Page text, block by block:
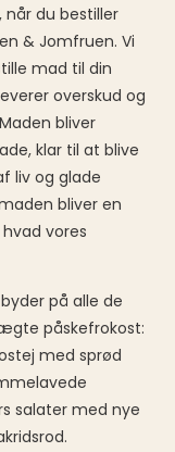
du bestiller
& Jomfruen. Vi
mad til din
overskud og
bliver
klar til at blive
liv og glade
bliver en
vores
på alle de
påskefrokost:
med sprød
salater med nye